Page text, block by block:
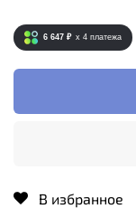
6 647 ₽ x 4 платежа
В избранное